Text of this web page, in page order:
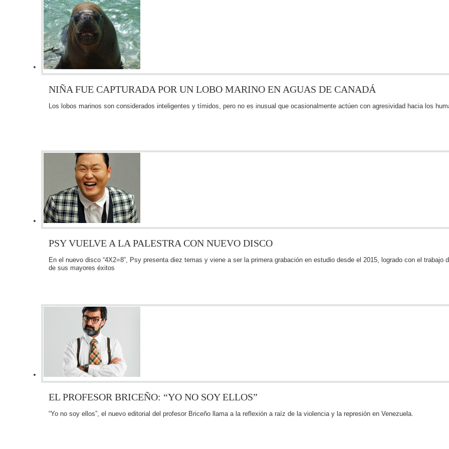
NIÑA FUE CAPTURADA POR UN LOBO MARINO EN AGUAS DE CANADÁ
Los lobos marinos son considerados inteligentes y tímidos, pero no es inusual que ocasionalmente actúen con agresividad hacia los
PSY VUELVE A LA PALESTRA CON NUEVO DISCO
En el nuevo disco “4X2=8”, Psy presenta diez temas y viene a ser la primera grabación en estudio desde el 2015, logrado con el
de sus mayores éxitos
EL PROFESOR BRICEÑO: “YO NO SOY ELLOS”
“Yo no soy ellos”, el nuevo editorial del profesor Briceño llama a la reflexión a raíz de la violencia y la represión en Venezuela.